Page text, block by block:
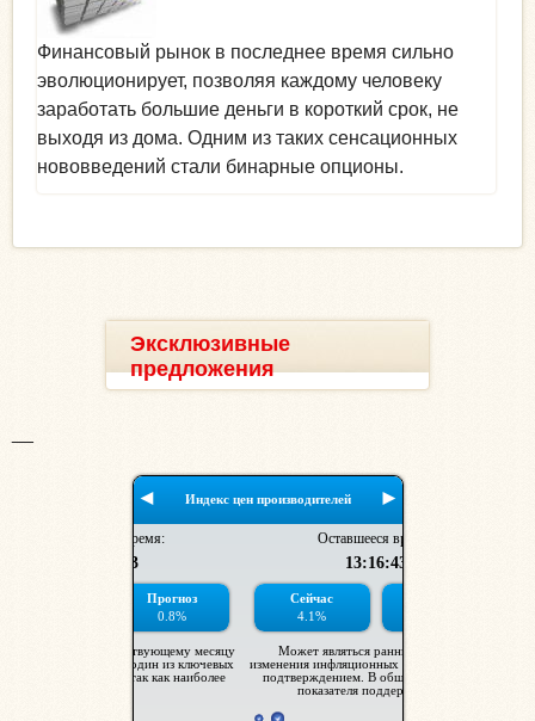
Финансовый рынок в последнее время сильно
эволюционирует, позволяя каждому человеку
заработать большие деньги в короткий срок, не
выходя из дома. Одним из таких сенсационных
нововведений стали бинарные опционы.
Эксклюзивные
предложения